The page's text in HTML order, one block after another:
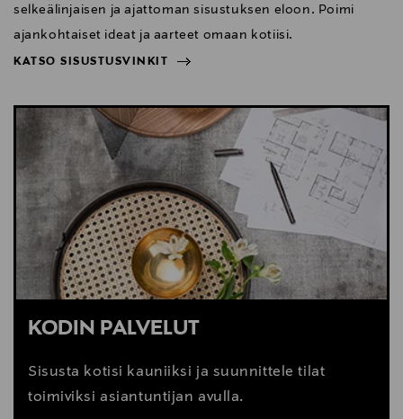
selkeälinjaisen ja ajattoman sisustuksen eloon. Poimi
ajankohtaiset ideat ja aarteet omaan kotiisi.
KATSO SISUSTUSVINKIT
KATSO SISUSTUSVINKIT
KODIN PALVELUT
Sisusta kotisi kauniiksi ja suunnittele tilat
toimiviksi asiantuntijan avulla.